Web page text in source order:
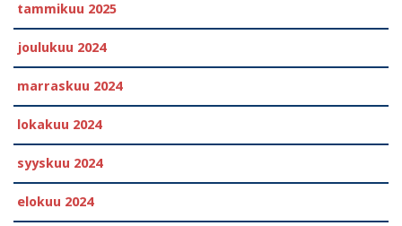
tammikuu 2025
joulukuu 2024
marraskuu 2024
lokakuu 2024
syyskuu 2024
elokuu 2024